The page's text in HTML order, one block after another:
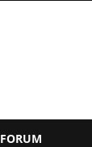
FORUM